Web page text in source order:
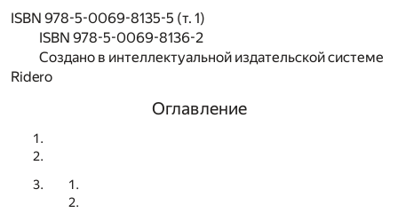
ISBN 978-5-0069-8135-5 (т. 1)
ISBN 978-5-0069-8136-2
Создано в интеллектуальной издательской системе
Ridero
Оглавление